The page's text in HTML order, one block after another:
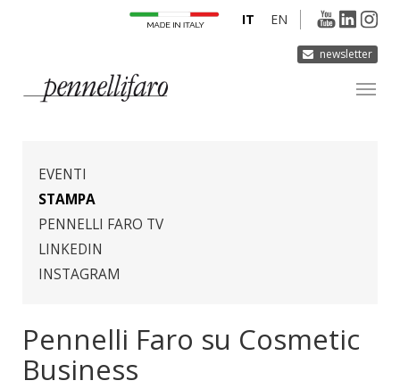
newsletter
EN
IT
PRODOTTI
INNOVAZIONE
DERMOCURA
MEDIA
EVENTI
STAMPA
PENNELLI FARO TV
LINKEDIN
INSTAGRAM
Pennelli Faro su Cosmetic
Business